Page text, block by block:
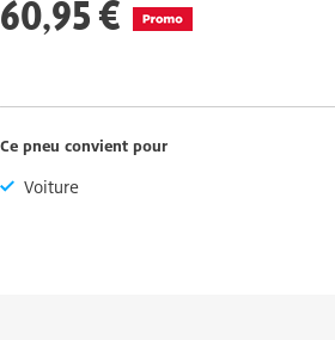
60,95 €
Ce pneu convient pour
Voiture